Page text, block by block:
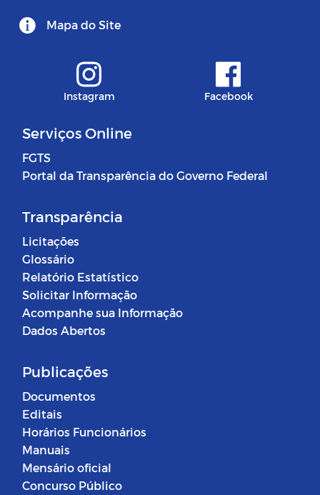
Mapa do Site
Instagram Facebook
Serviços Online
FGTS
Portal da Transparência do Governo Federal
Transparência
Licitações
Glossário
Relatório Estatístico
Solicitar Informação
Acompanhe sua Informação
Dados Abertos
Publicações
Documentos
Editais
Horários Funcionários
Manuais
Mensário oficial
Concurso Público